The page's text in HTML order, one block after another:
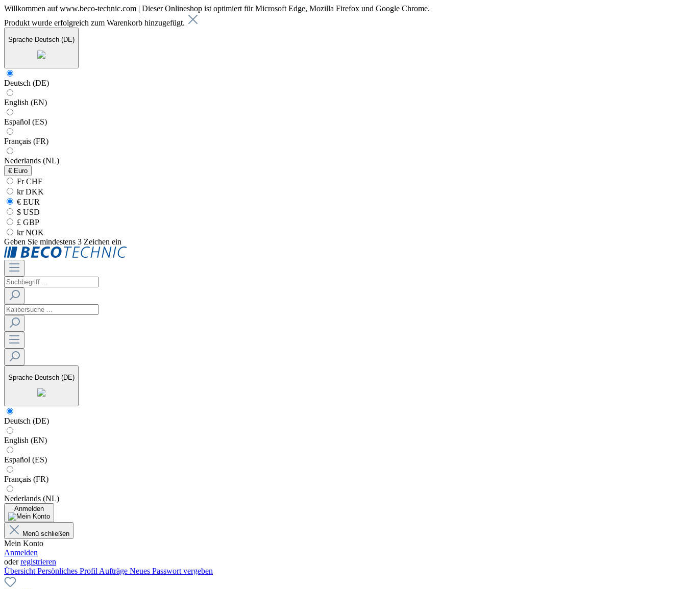
Willkommen auf www.beco-technic.com | Dieser Onlineshop ist optimiert für Microsoft Edge, Mozilla Firefox und Google Chrome.
Produkt wurde erfolgreich zum Warenkorb hinzugefügt.
Sprache Deutsch (DE)
Deutsch (DE)
English (EN)
Español (ES)
Français (FR)
Nederlands (NL)
€ Euro
Fr CHF
kr DKK
€ EUR
$ USD
£ GBP
kr NOK
Geben Sie mindestens 3 Zeichen ein
Sprache Deutsch (DE)
Deutsch (DE)
English (EN)
Español (ES)
Français (FR)
Nederlands (NL)
Anmelden
Menü schließen
Mein Konto
Anmelden
oderregistrieren
Übersicht Persönliches Profil Aufträge Neues Passwort vergeben